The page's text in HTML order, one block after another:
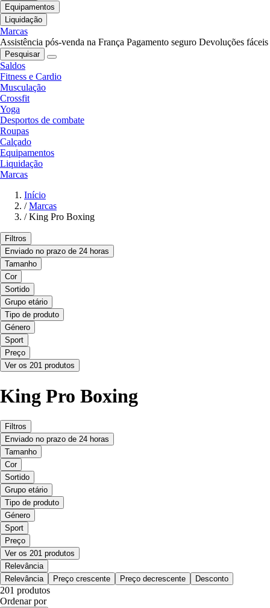
Equipamentos
Liquidação
Marcas
Assistência pós-venda na França Pagamento seguro Devoluções fáceis
Pesquisar
Saldos
Fitness e Cardio
Musculação
Crossfit
Yoga
Desportos de combate
Roupas
Calçado
Equipamentos
Liquidação
Marcas
Início
/ Marcas
/ King Pro Boxing
Filtros
Enviado no prazo de 24 horas
Tamanho
Cor
Sortido
Grupo etário
Tipo de produto
Género
Sport
Preço
Ver os 201 produtos
King Pro Boxing
Filtros
Enviado no prazo de 24 horas
Tamanho
Cor
Sortido
Grupo etário
Tipo de produto
Género
Sport
Preço
Ver os 201 produtos
Relevância
Relevância
Preço crescente Preço decrescente Desconto
201 produtos
Ordenar por